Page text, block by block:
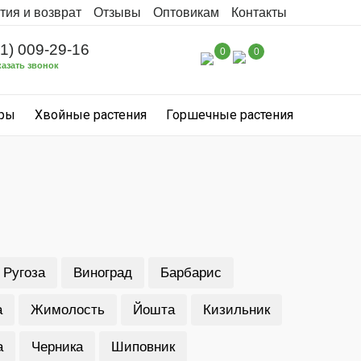
и возврат Отзывы Оптовикам Контакты
009-29-16
звонок
0 0
Хвойные растения Горшечные растения
Ругоза Виноград Барбарис
Жимолость Йошта Кизильник
Черника Шиповник